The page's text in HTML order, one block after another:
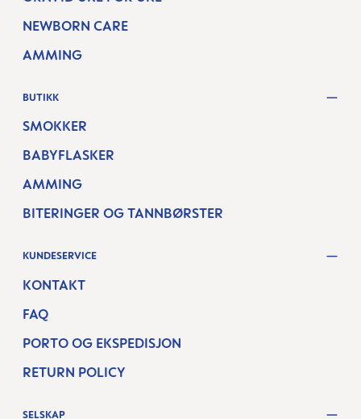
NEWBORN CARE
AMMING
BUTIKK
SMOKKER
BABYFLASKER
AMMING
BITERINGER OG TANNBØRSTER
KUNDESERVICE
KONTAKT
FAQ
PORTO OG EKSPEDISJON
RETURN POLICY
SELSKAP